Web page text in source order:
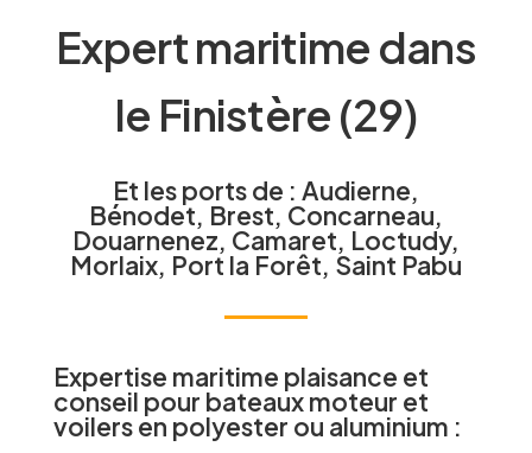
Expert maritime dans
le Finistère (29)
Et les ports de : Audierne,
Bénodet, Brest, Concarneau,
Douarnenez, Camaret, Loctudy,
Morlaix, Port la Forêt, Saint Pabu
Expertise maritime plaisance et
conseil pour bateaux moteur et
voilers en polyester ou aluminium :